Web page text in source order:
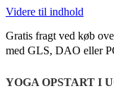
Videre til indhold
Gratis fragt ved køb
med GLS, DAO eller
YOGA OPSTART I